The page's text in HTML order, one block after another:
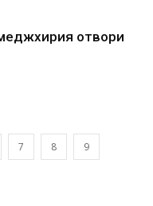
отвори
7 8 9